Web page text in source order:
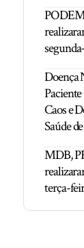
Doença
Caos e
Saúde
MDB,
terça-